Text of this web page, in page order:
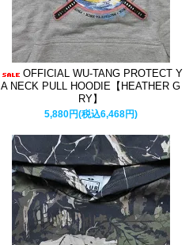
OFFICIAL WU-TANG PROTECT Y
A NECK PULL HOODIE【HEATHER G
RY】
5,880円(税込6,468円)